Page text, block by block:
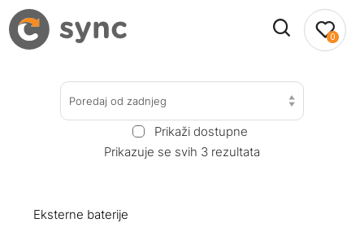
0
Poredaj od zadnjeg
Prikaži dostupne
Prikazuje se svih 3 rezultata
Eksterne baterije